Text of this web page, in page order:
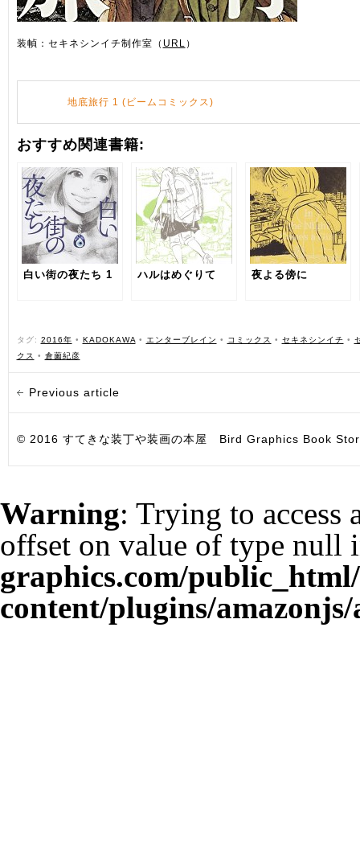
装幀：セキネシンイチ制作室（ URL ）
地底旅行 1 (ビームコミックス)
おすすめ関連書籍:
白い街の夜たち 1 ハルはめぐりて 夜よる傍に
タグ: 2016年 • KADOKAWA • エンターブレイン • コミックス • セキネシンイチ •
クス
• 倉薗紀彦
Previous article
© 2016 すてきな装丁や装画の本屋 Bird Graphics Book
Warning: Trying to access
offset on value of type null
graphics.com/
content/plugins/